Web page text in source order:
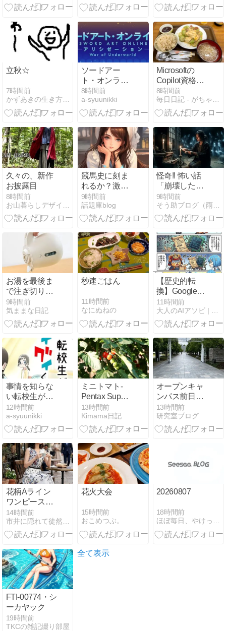
ジニアリン
Human in the
Loopから
Human on the
Loopへのパラ
ダイムシフト
立秋☆
7時間前
かずあきの生き方不器用な そんな男の日常☆
ソードアー
ト・オンライ
ンアリシゼー
ションWar of
Underworld
8時間前
a-syuunikki
Microsoftの
Copilot資格
AB-730の学習
に取り組む
8時間前
毎日日記 - がちゃんが気になった話題を書き散らす
久々の、新作
お披露目
8時間前
競馬史に刻ま
れるか？激戦
必至のエルム
ステークス
2026
9時間前
話題庫blog
怪奇!! 怖い話
「崩壊した村
へ続く道」
9時間前
そう助ブログ（雨にも負けず想うこと）
お湯を最後ま
で注ぎ切りや
すい 電気ケト
ル CK-JA型
9時間前
気ままな日記
秒速ごはん
11時間前
なにぬねの
【歴史的転
換】Google
DeepMindが
組織再編！ハ
サビスCEO退
Gemini爆速化
の未来
11時間前
事情を知らな
い転校生がグ
イグイくる。
12時間前
a-syuunikki
ミニトマト-
Pentax Super-
Takumar
50mm F1.4
13時間前
Kimama日記
オープンキャ
ンパス前日準
備
13時間前
研究室ブログ
花柄Aライン
ワンピースが
30代女性の"褒
められコー
デ"を叶える理
14時間前
花火大会
15時間前
おこめつぶ。
20260807
18時間前
FTI-00774・シ
ーカヤック
19時間前
TKCの雑記綴り部屋
全て表示